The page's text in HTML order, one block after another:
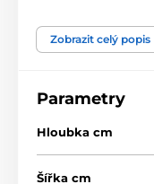
Cyklistika
Zobrazit celý popis
Parametry
Hloubka cm
Šířka cm